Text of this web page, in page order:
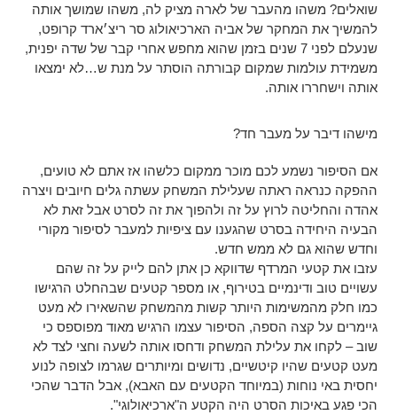
שואלים? משהו מהעבר של לארה מציק לה, משהו שמושך אותה
להמשיך את המחקר של אביה הארכיאולוג סר ריצ׳ארד קרופט,
שנעלם לפני 7 שנים בזמן שהוא מחפש אחרי קבר של שדה יפנית,
משמידת עולמות שמקום קבורתה הוסתר על מנת ש…לא ימצאו
אותה וישחררו אותה.
מישהו דיבר על מעבר חד?
אם הסיפור נשמע לכם מוכר ממקום כלשהו אז אתם לא טועים,
ההפקה כנראה ראתה שעלילת המשחק עשתה גלים חיובים ויצרה
אהדה והחליטה לרוץ על זה ולהפוך את זה לסרט אבל זאת לא
הבעיה היחידה בסרט שהגענו עם ציפיות למעבר לסיפור מקורי
וחדש שהוא גם לא ממש חדש.
עזבו את קטעי המרדף שדווקא כן אתן להם לייק על זה שהם
עשויים טוב ודינמיים בטירוף, או מספר קטעים שבהחלט הרגישו
כמו חלק מהמשימות היותר קשות מהמשחק שהשאירו לא מעט
גיימרים על קצה הספה, הסיפור עצמו הרגיש מאוד מפוספס כי
שוב – לקחו את עלילת המשחק ודחסו אותה לשעה וחצי לצד לא
מעט קטעים שהיו קיטשיים, נדושים ומיותרים שגרמו לצופה לנוע
יחסית באי נוחות (במיוחד הקטעים עם האבא), אבל הדבר שהכי
הכי פגע באיכות הסרט היה הקטע ה"ארכיאולוגי".